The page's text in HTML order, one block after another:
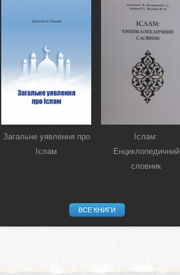
Загальне уявлення про
Іслам
Іслам:
Енциклопедичний
словник
ВСЕ КНИГИ